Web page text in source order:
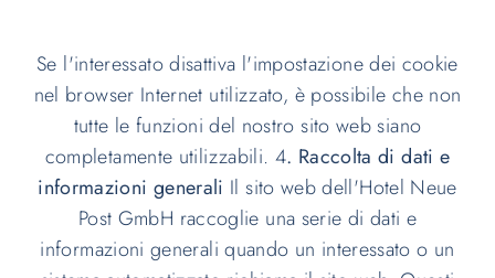
Se l'interessato disattiva l'impostazione dei cookie
nel browser Internet utilizzato, è possibile che non
tutte le funzioni del nostro sito web siano
completamente utilizzabili. 4. Raccolta di dati e
informazioni generali Il sito web dell'Hotel Neue
Post GmbH raccoglie una serie di dati e
informazioni generali quando un interessato o un